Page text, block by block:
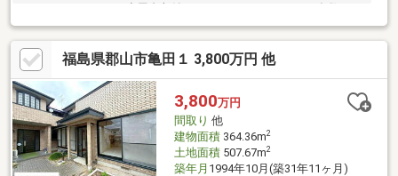
◆駐車スペース並列4台可能♪ 大きな車種でも停めやすく来客時
も安心ですね♪他社様のご掲載している物件でも「全部」ご案内し
ます。見たい物件は沢山あるけど、何社も不動産会社に問い合わ
せるのは面倒！というお客様、いくつでも、まとめてご案内いた
します。ぜひハウスドゥ郡山菜根へお問い合わせください！
福島県郡山市亀田１ 3,800万円 他
3,800万円
間取り 他
建物面積364.36m2
土地面積507.67m2
築年月 1994年10月(築31年11ヶ月)